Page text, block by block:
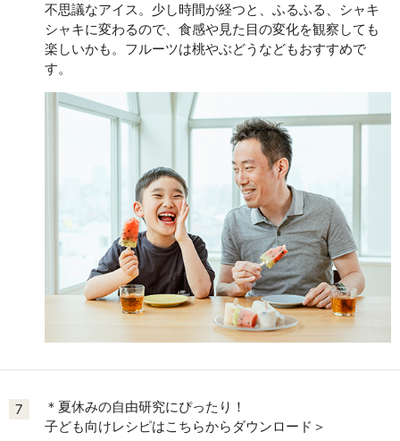
不思議なアイス。少し時間が経つと、ふるふる、シャキ
シャキに変わるので、食感や見た目の変化を観察しても
楽しいかも。フルーツは桃やぶどうなどもおすすめで
す。
7
＊夏休みの自由研究にぴったり！
子ども向けレシピはこちらからダウンロード＞